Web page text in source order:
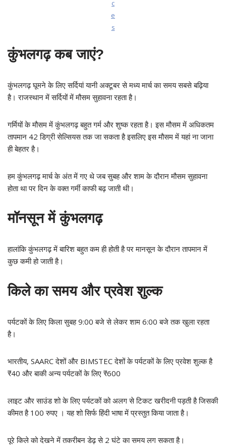
c
e
s
कुंभलगढ़ कब जाएं?
कुंभलगढ़ घूमने के लिए सर्दियां यानी अक्टूबर से मध्य मार्च का समय सबसे बढ़िया
है। राजस्थान में सर्दियों में मौसम सुहावना रहता है।
गर्मियों के मौसम में कुंभलगढ़ बहुत गर्म और शुष्क रहता है। इस मौसम में अधिकतम
तापमान 42 डिग्री सेल्सियस तक जा सकता है इसलिए इस मौसम में यहां ना जाना
ही बेहतर है।
हम कुंभलगढ़ मार्च के अंत में गए थे जब सुबह और शाम के दौरान मौसम सुहावना
होता था पर दिन के वक्त गर्मी काफी बढ़ जाती थी।
मॉनसून में कुंभलगढ़
हालांकि कुंभलगढ़ में बारिश बहुत कम ही होती है पर मानसून के दौरान तापमान में
कुछ कमी हो जाती है।
किले का समय और प्रवेश शुल्क
पर्यटकों के लिए किला सुबह 9:00 बजे से लेकर शाम 6:00 बजे तक खुला रहता
है।
भारतीय, SAARC देशों और BIMSTEC देशों के पर्यटकों के लिए प्रवेश शुल्क है
₹40 और बाकी अन्य पर्यटकों के लिए ₹600
लाइट और साउंड शो के लिए पर्यटकों को अलग से टिकट खरीदनी पड़ती है जिसकी
कीमत है 100 रुपए ‌‌‌। यह शो सिर्फ हिंदी भाषा में प्रस्तुत किया जाता है।
पूरे किले को देखने में तकरीबन डेढ़ से 2 घंटे का समय लग सकता है।